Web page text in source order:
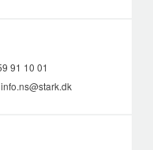
91 10 01
info.ns@stark.dk